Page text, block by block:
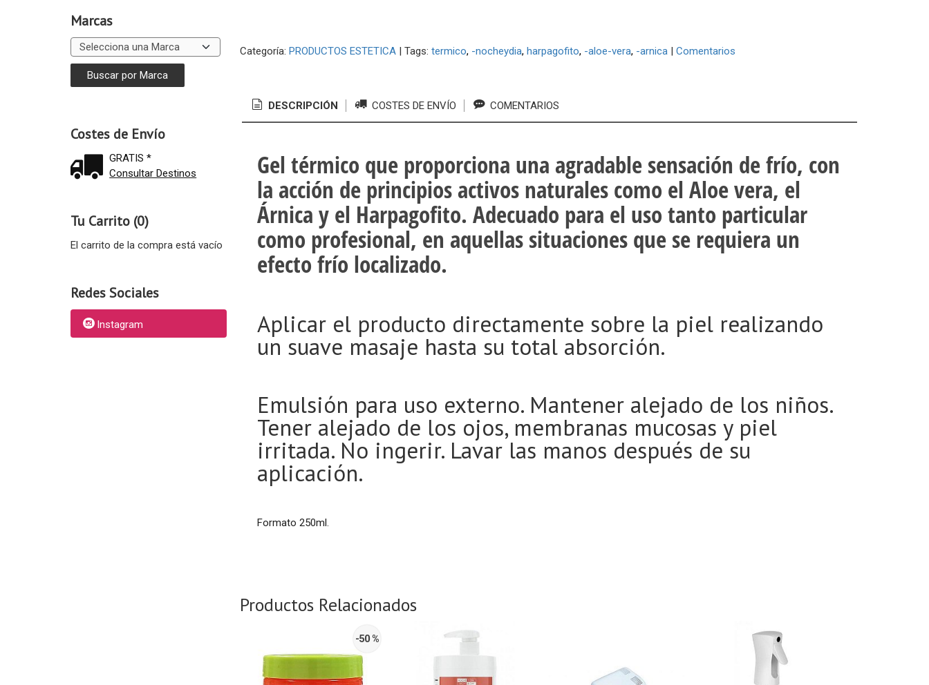
Marcas
Costes de Envío
GRATIS *
Consultar Destinos
Tu Carrito (0)
El carrito de la compra está vacío
Redes Sociales
Instagram
Categoría: PRODUCTOS ESTETICA| Tags: termico -nocheydia harpagofito -aloe-vera -arnica Comentarios
DESCRIPCIÓN COSTES DE ENVÍO COMENTARIOS
Gel térmico que proporciona una agradable sensación de frío, con
la acción de principios activos naturales como el Aloe vera, el
Árnica y el Harpagofito. Adecuado para el uso tanto particular
como profesional, en aquellas situaciones que se requiera un
efecto frío localizado.
Aplicar el producto directamente sobre la piel realizando
un suave masaje hasta su total absorción.
Emulsión para uso externo. Mantener alejado de los niños.
Tener alejado de los ojos, membranas mucosas y piel
irritada. No ingerir. Lavar las manos después de su
aplicación.
Formato 250ml.
Productos Relacionados
-50 %